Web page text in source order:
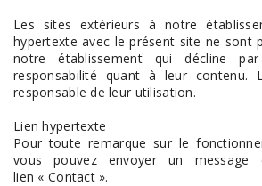
Les sites extérieurs à notre
hypertexte avec le présent site ne sont
notre établissement qui décline
responsabilité quant à leur contenu.
responsable de leur utilisation.
Lien hypertexte
Pour toute remarque sur le
vous pouvez envoyer un
lien « Contact ».